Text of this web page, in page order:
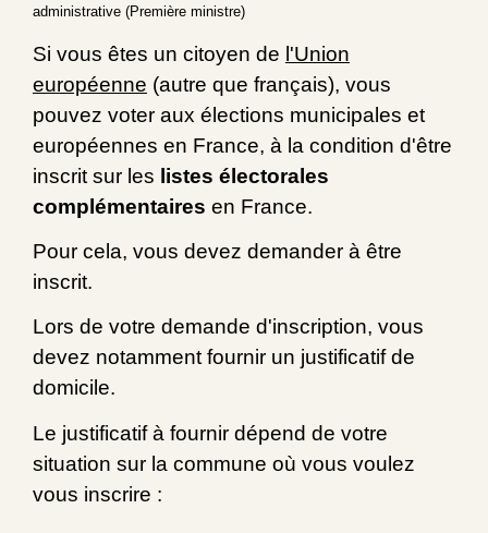
administrative (Première ministre)
Si vous êtes un citoyen de l'Union
européenne (autre que français), vous
pouvez voter aux élections municipales et
européennes en France, à la condition d'être
inscrit sur les listes électorales
complémentaires en France.
Pour cela, vous devez demander à être
inscrit.
Lors de votre demande d'inscription, vous
devez notamment fournir un justificatif de
domicile.
Le justificatif à fournir dépend de votre
situation sur la commune où vous voulez
vous inscrire :